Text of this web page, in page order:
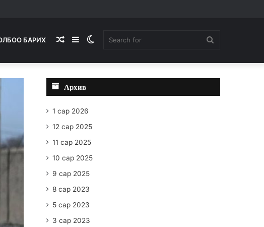
БАРИХ Switch
Sidebar
Random
Article
Архив
1 сар 2026
12 сар 2025
11 сар 2025
10 сар 2025
9 сар 2025
8 сар 2023
5 сар 2023
3 сар 2023